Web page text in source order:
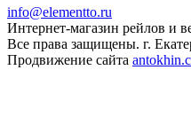
info@elementto.ru
Интернет-магазин рейлов и
Все права защищены. г.
Продвижение сайта